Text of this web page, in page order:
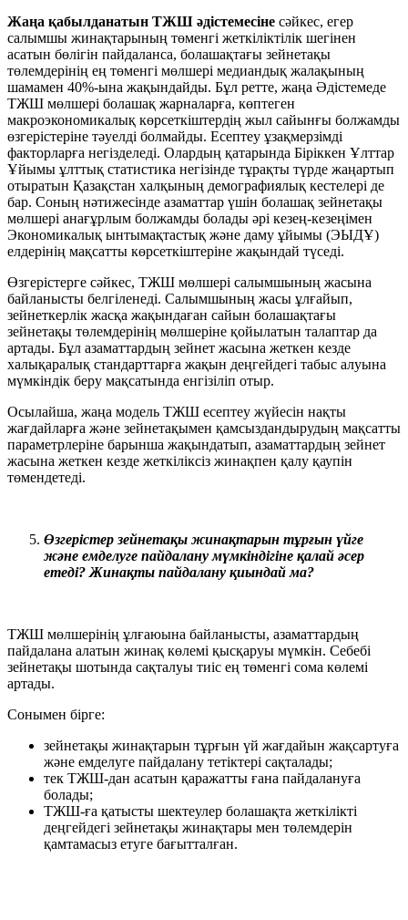
Жаңа қабылданатын ТЖШ әдістемесіне сәйкес, егер
салымшы жинақтарының төменгі жеткіліктілік шегінен
асатын бөлігін пайдаланса, болашақтағы зейнетақы
төлемдерінің ең төменгі мөлшері медиандық жалақының
шамамен 40%-ына жақындайды. Бұл ретте, жаңа Әдістемеде
ТЖШ мөлшері болашақ жарналарға, көптеген
макроэкономикалық көрсеткіштердің жыл сайынғы болжамды
өзгерістеріне тәуелді болмайды. Есептеу ұзақмерзімді
факторларға негізделеді. Олардың қатарында Біріккен Ұлттар
Ұйымы ұлттық статистика негізінде тұрақты түрде жаңартып
отыратын Қазақстан халқының демографиялық кестелері де
бар. Соның нәтижесінде азаматтар үшін болашақ зейнетақы
мөлшері анағұрлым болжамды болады әрі кезең-кезеңімен
Экономикалық ынтымақтастық және даму ұйымы (ЭЫДҰ)
елдерінің мақсатты көрсеткіштеріне жақындай түседі.
Өзгерістерге сәйкес, ТЖШ мөлшері салымшының жасына
байланысты белгіленеді. Салымшының жасы ұлғайып,
зейнеткерлік жасқа жақындаған сайын болашақтағы
зейнетақы төлемдерінің мөлшеріне қойылатын талаптар да
артады. Бұл азаматтардың зейнет жасына жеткен кезде
халықаралық стандарттарға жақын деңгейдегі табыс алуына
мүмкіндік беру мақсатында енгізіліп отыр.
Осылайша, жаңа модель ТЖШ есептеу жүйесін нақты
жағдайларға және зейнетақымен қамсыздандырудың мақсатты
параметрлеріне барынша жақындатып, азаматтардың зейнет
жасына жеткен кезде жеткіліксіз жинақпен қалу қаупін
төмендетеді.
Өзгерістер зейнетақы жинақтарын тұрғын үйге
және емделуге пайдалану мүмкіндігіне қалай әсер
етеді? Жинақты пайдалану қиындай ма?
ТЖШ мөлшерінің ұлғаюына байланысты, азаматтардың
пайдалана алатын жинақ көлемі қысқаруы мүмкін. Себебі
зейнетақы шотында сақталуы тиіс ең төменгі сома көлемі
артады.
Сонымен бірге:
зейнетақы жинақтарын тұрғын үй жағдайын жақсартуға
және емделуге пайдалану тетіктері сақталады;
тек ТЖШ-дан асатын қаражатты ғана пайдалануға
болады;
ТЖШ-ға қатысты шектеулер болашақта жеткілікті
деңгейдегі зейнетақы жинақтары мен төлемдерін
қамтамасыз етуге бағытталған.